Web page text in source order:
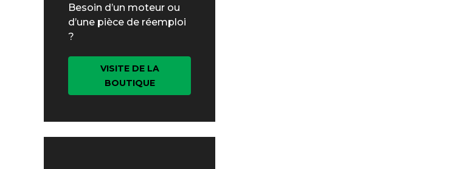
Besoin d’un moteur ou
d’une pièce de réemploi
?
VISITE DE LA
BOUTIQUE